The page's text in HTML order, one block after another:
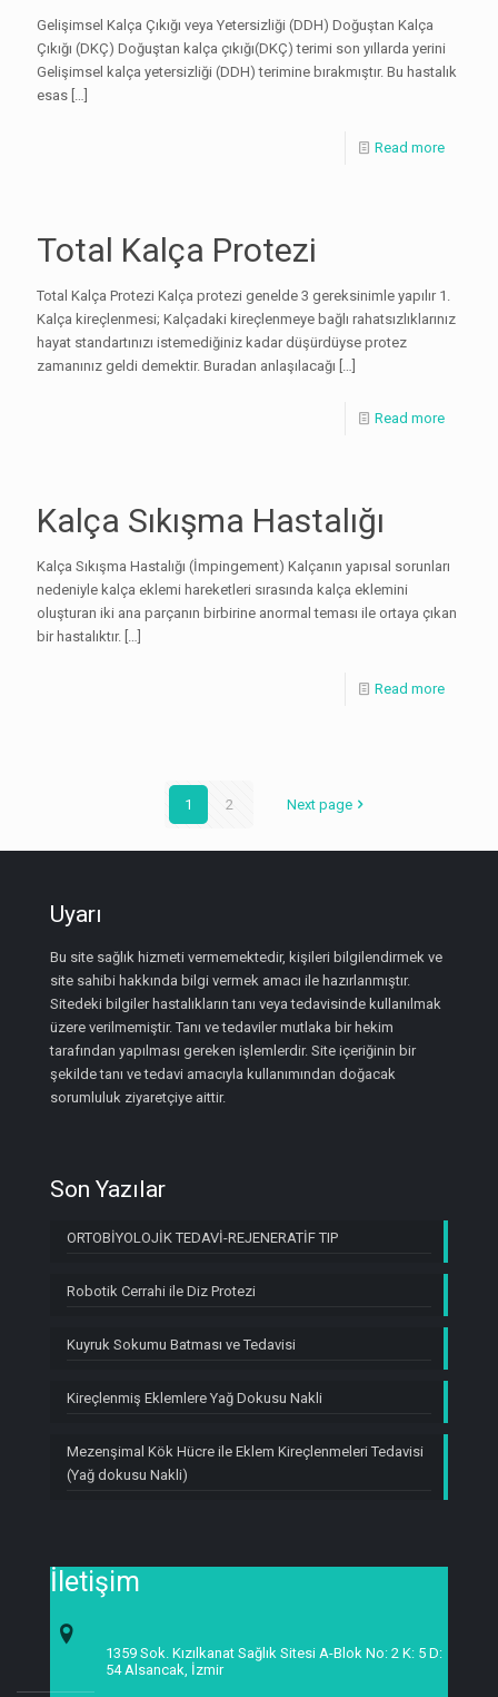
Gelişimsel Kalça Çıkığı veya Yetersizliği (DDH) Doğuştan Kalça
Çıkığı (DKÇ) Doğuştan kalça çıkığı(DKÇ) terimi son yıllarda yerini
Gelişimsel kalça yetersizliği (DDH) terimine bırakmıştır. Bu hastalık
esas […]
Read more
Total Kalça Protezi
Total Kalça Protezi Kalça protezi genelde 3 gereksinimle yapılır 1.
Kalça kireçlenmesi; Kalçadaki kireçlenmeye bağlı rahatsızlıklarınız
hayat standartınızı istemediğiniz kadar düşürdüyse protez
zamanınız geldi demektir. Buradan anlaşılacağı […]
Read more
Kalça Sıkışma Hastalığı
Kalça Sıkışma Hastalığı (İmpingement) Kalçanın yapısal sorunları
nedeniyle kalça eklemi hareketleri sırasında kalça eklemini
oluşturan iki ana parçanın birbirine anormal teması ile ortaya çıkan
bir hastalıktır. […]
Read more
1 2 Next page
Uyarı
Bu site sağlık hizmeti vermemektedir, kişileri bilgilendirmek ve
site sahibi hakkında bilgi vermek amacı ile hazırlanmıştır.
Sitedeki bilgiler hastalıkların tanı veya tedavisinde kullanılmak
üzere verilmemiştir. Tanı ve tedaviler mutlaka bir hekim
tarafından yapılması gereken işlemlerdir. Site içeriğinin bir
şekilde tanı ve tedavi amacıyla kullanımından doğacak
sorumluluk ziyaretçiye aittir.
Son Yazılar
ORTOBİYOLOJİK TEDAVİ-REJENERATİF TIP
Robotik Cerrahi ile Diz Protezi
Kuyruk Sokumu Batması ve Tedavisi
Kireçlenmiş Eklemlere Yağ Dokusu Nakli
Mezenşimal Kök Hücre ile Eklem Kireçlenmeleri Tedavisi
(Yağ dokusu Nakli)
İletişim
1359 Sok. Kızılkanat Sağlık Sitesi A-Blok No: 2 K: 5 D:
54 Alsancak, İzmir